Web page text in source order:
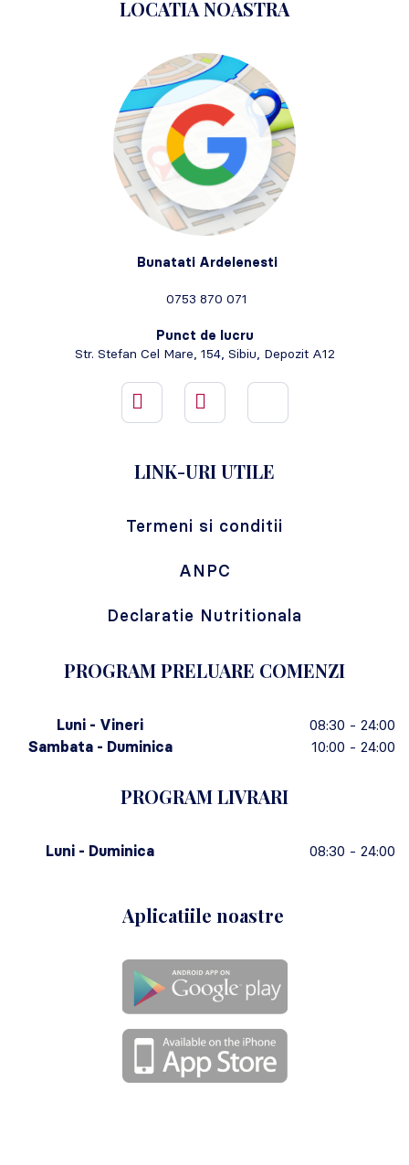
LOCATIA NOASTRA
Bunatati Ardelenesti
0753 870 071
Punct de lucru
Str. Stefan Cel Mare, 154, Sibiu, Depozit A12
LINK-URI UTILE
Termeni si conditii
ANPC
Declaratie Nutritionala
PROGRAM PRELUARE COMENZI
Luni - Vineri
08:30 - 24:00
Sambata - Duminica
10:00 - 24:00
PROGRAM LIVRARI
Luni - Duminica 08:30 - 24:00
Aplicatiile noastre